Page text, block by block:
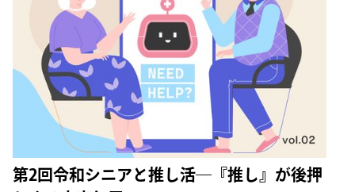
第2回令和シニアと推し活―『推し』が後押